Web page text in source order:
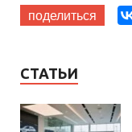
поделиться
СТАТЬИ